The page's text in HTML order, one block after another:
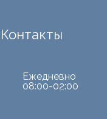
Контакты
Ежедневно
08:00-02:00